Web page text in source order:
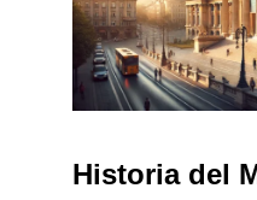
Historia del